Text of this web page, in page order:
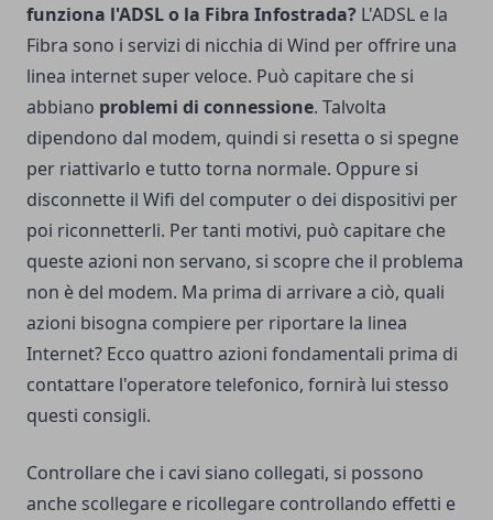
funziona l'ADSL o la Fibra Infostrada? L'ADSL e la
Fibra sono i servizi di nicchia di Wind per offrire una
linea internet super veloce. Può capitare che si
abbiano problemi di connessione. Talvolta
dipendono dal modem, quindi si resetta o si spegne
per riattivarlo e tutto torna normale. Oppure si
disconnette il Wifi del computer o dei dispositivi per
poi riconnetterli. Per tanti motivi, può capitare che
queste azioni non servano, si scopre che il problema
non è del modem. Ma prima di arrivare a ciò, quali
azioni bisogna compiere per riportare la linea
Internet? Ecco quattro azioni fondamentali prima di
contattare l'operatore telefonico, fornirà lui stesso
questi consigli.
Controllare che i cavi siano collegati, si possono
anche scollegare e ricollegare controllando effetti e